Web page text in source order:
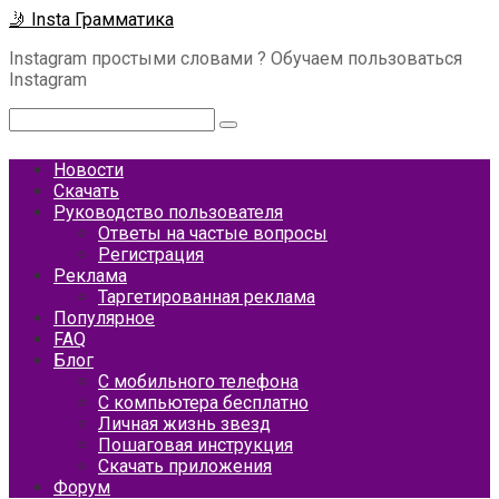
Перейти
контенту
🤳 Insta Грамматика
Instagram простыми словами ? Обучаем пользоваться
Instagram
Новости
Скачать
Руководство пользователя
Ответы на частые вопросы
Регистрация
Реклама
Таргетированная реклама
Популярное
FAQ
Блог
С мобильного телефона
С компьютера бесплатно
Личная жизнь звезд
Пошаговая инструкция
Скачать приложения
Форум